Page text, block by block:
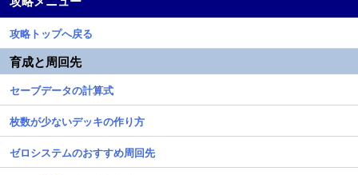
攻略トップへ戻る
育成と周回先
セーブデータの計算式
枚数が少ないデッキの作り方
ゼロシステムのおすすめ周回先